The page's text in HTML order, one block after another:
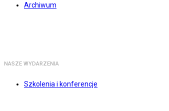
Archiwum
NASZE WYDARZENIA
Szkolenia i konferencje